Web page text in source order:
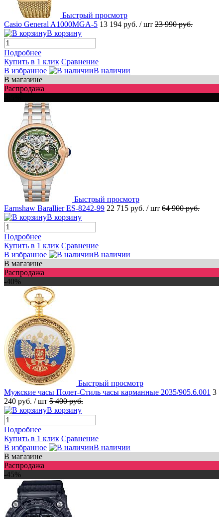
Быстрый просмотр
Casio General A1000MGA-5 13 194 руб. / шт 23 990 руб.
В корзину
Подробнее
Купить в 1 клик Сравнение
В избранное
В наличии
В магазине
Распродажа
Быстрый просмотр
Earnshaw Barallier ES-8242-99 22 715 руб. / шт 64 900 руб.
В корзину
Подробнее
Купить в 1 клик Сравнение
В избранное
В наличии
В магазине
Распродажа
-40%
Быстрый просмотр
Мужские часы Полет-Стиль часы карманные 2035/905.6.001 3
240 руб. / шт 5 400 руб.
В корзину
Подробнее
Купить в 1 клик Сравнение
В избранное
В наличии
В магазине
Распродажа
-45%